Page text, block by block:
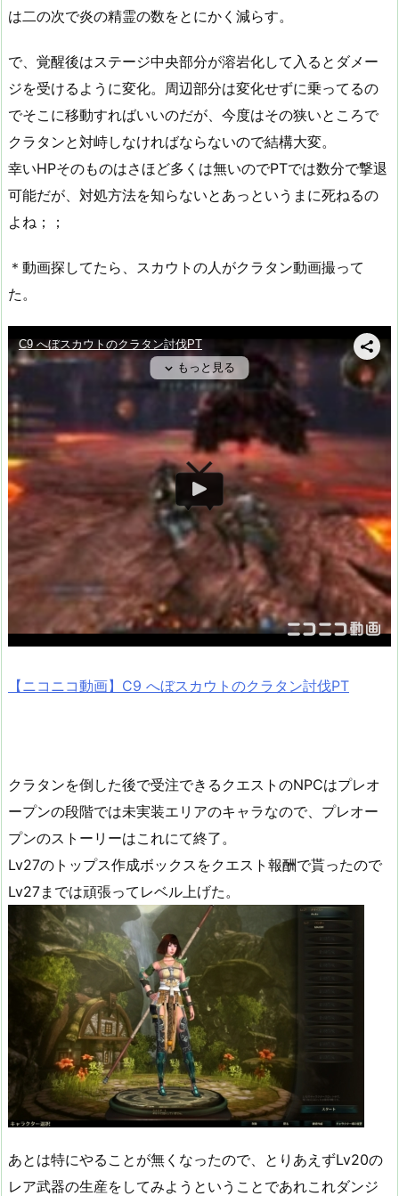
は二の次で炎の精霊の数をとにかく減らす。
で、覚醒後はステージ中央部分が溶岩化して入るとダメー
ジを受けるように変化。周辺部分は変化せずに乗ってるの
でそこに移動すればいいのだが、今度はその狭いところで
クラタンと対峙しなければならないので結構大変。
幸いHPそのものはさほど多くは無いのでPTでは数分で撃退
可能だが、対処方法を知らないとあっというまに死ねるの
よね；；
＊動画探してたら、スカウトの人がクラタン動画撮って
た。
【ニコニコ動画】C9 へぼスカウトのクラタン討伐PT
クラタンを倒した後で受注できるクエストのNPCはプレオ
ープンの段階では未実装エリアのキャラなので、プレオー
プンのストーリーはこれにて終了。
Lv27のトップス作成ボックスをクエスト報酬で貰ったので
Lv27までは頑張ってレベル上げた。
あとは特にやることが無くなったので、とりあえずLv20の
レア武器の生産をしてみようということであれこれダンジ